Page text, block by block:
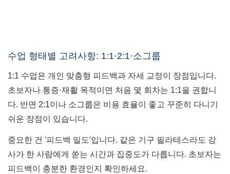
수업 형태별 고려사항: 1:1·2:1·소그룹
1:1 수업은 개인 맞춤형 피드백과 자세 교정이 장점입니다.
초보자나 통증·재활 목적이면 처음 몇 회차는 1:1을 권합니
다. 반면 2:1이나 소그룹은 비용 효율이 좋고 꾸준히 다니기
쉬운 장점이 있습니다.
중요한 건 '피드백 밀도'입니다. 같은 기구 필라테스라도 강
사가 한 사람에게 쏟는 시간과 집중도가 다릅니다. 초보자는
피드백이 충분한 환경인지 확인하세요.